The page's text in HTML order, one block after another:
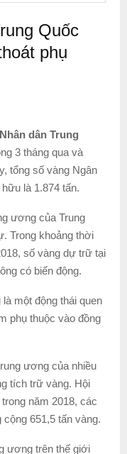
Quốc
phụ
dân Trung
3 tháng qua và
tổng số vàng Ngân
là 1.874 tấn.
ương của Trung
Trong khoảng thời
số vàng dự trữ tại
có biến động.
một động thái quen
phụ thuộc vào đồng
ương của nhiều
tích trữ vàng. Hội
năm 2018, các
651,5 tấn vàng.
ương trên thế giới